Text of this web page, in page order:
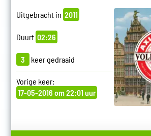
Uitgebracht in 2011
Duurt 02:26
3 keer gedraaid
Vorige keer:
17-05-2016 om 22:01 uur